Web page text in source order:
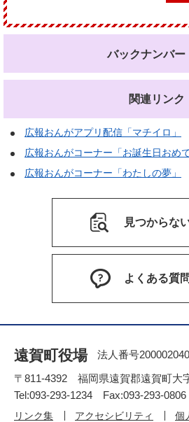
バックナンバー
関連リンク
広報おんがアプリ配信「マチイロ」
広報おんがコーナー「お誕生日おめで
広報おんがコーナー「わたしの夢」
見つからな
よくある質
遠賀町役場
法人番号
〒811-4392 福岡県遠賀郡遠賀町大
Tel:093-293-1234 Fax:093-293-0806
リンク集 アクセシビリティ 個